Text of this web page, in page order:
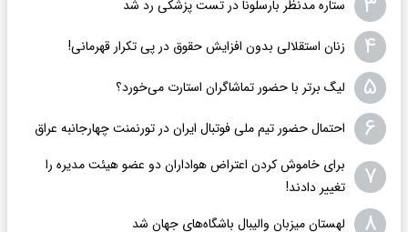
ستاره مدنظر بارسلونا در تست پزشکی رد شد
۴ زنان استقلالی بدون افزایش حقوق در پی تکرار قهرمانی!
۵ لیگ برتر با حضور تماشاگران استارت می‌خورد؟
۶ احتمال حضور تیم ملی فوتبال ایران در تورنمنت چهارجانبه عراق
۷
برای خاموش کردن اعتراض هواداران دو عضو هیئت مدیره را
تغییر دادند!
۸ لهستان میزبان والیبال باشگاه‌های جهان شد